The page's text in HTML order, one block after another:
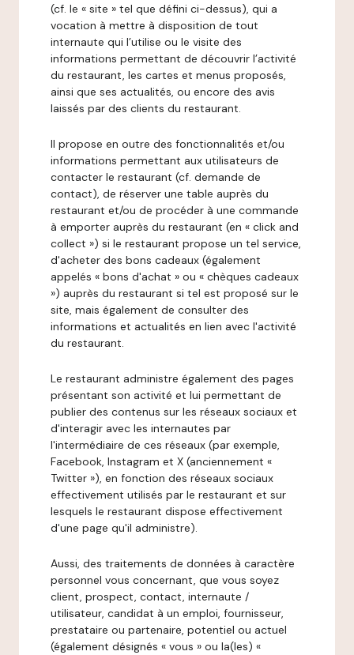
(cf. le « site » tel que défini ci-dessus), qui a
vocation à mettre à disposition de tout
internaute qui l’utilise ou le visite des
informations permettant de découvrir l’activité
du restaurant, les cartes et menus proposés,
ainsi que ses actualités, ou encore des avis
laissés par des clients du restaurant.
Il propose en outre des fonctionnalités et/ou
informations permettant aux utilisateurs de
contacter le restaurant (cf. demande de
contact), de réserver une table auprès du
restaurant et/ou de procéder à une commande
à emporter auprès du restaurant (en « click and
collect ») si le restaurant propose un tel service,
d'acheter des bons cadeaux (également
appelés « bons d'achat » ou « chèques cadeaux
») auprès du restaurant si tel est proposé sur le
site, mais également de consulter des
informations et actualités en lien avec l'activité
du restaurant.
Le restaurant administre également des pages
présentant son activité et lui permettant de
publier des contenus sur les réseaux sociaux et
d'interagir avec les internautes par
l'intermédiaire de ces réseaux (par exemple,
Facebook, Instagram et X (anciennement «
Twitter »), en fonction des réseaux sociaux
effectivement utilisés par le restaurant et sur
lesquels le restaurant dispose effectivement
d'une page qu'il administre).
Aussi, des traitements de données à caractère
personnel vous concernant, que vous soyez
client, prospect, contact, internaute /
utilisateur, candidat à un emploi, fournisseur,
prestataire ou partenaire, potentiel ou actuel
(également désignés « vous » ou la(les) «